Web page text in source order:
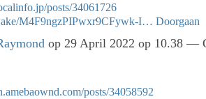
posts/34061726
M4F9ngzPIPwxr9CFywk-I… Doorgaan
op 29 April 2022 op 10.38 —
posts/34058592